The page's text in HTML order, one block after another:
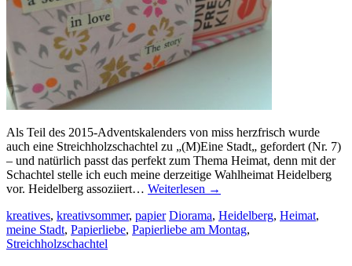
Als Teil des 2015-Adventskalenders von miss herzfrisch wurde
auch eine Streichholzschachtel zu „(M)Eine Stadt„ gefordert (Nr. 7)
– und natürlich passt das perfekt zum Thema Heimat, denn mit der
Schachtel stelle ich euch meine derzeitige Wahlheimat Heidelberg
vor. Heidelberg assoziiert… Weiterlesen →
kreatives, kreativsommer, papier Diorama, Heidelberg, Heimat,
meine Stadt, Papierliebe, Papierliebe am Montag,
Streichholzschachtel